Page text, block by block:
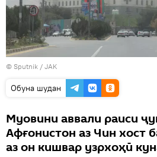
© Sputnik / JAK
Обуна шудан
Муовини аввали раиси
Афғонистон аз Чин хост
аз он кишвар узрхоҳӣ